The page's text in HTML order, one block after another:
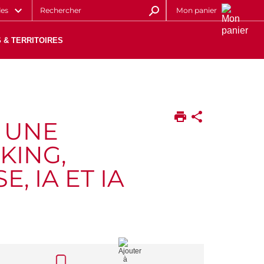
Mon panier
& TERRITOIRES
IA ET IA
CALL